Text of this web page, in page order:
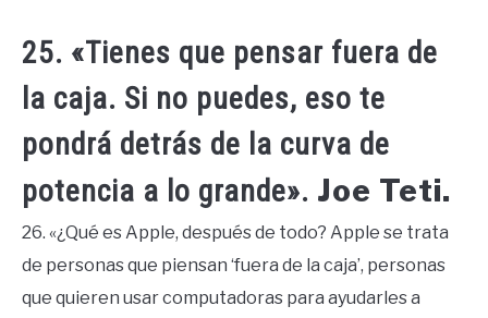
25. «Tienes que pensar fuera de
la caja. Si no puedes, eso te
pondrá detrás de la curva de
potencia a lo grande». Joe Teti.
26. «¿Qué es Apple, después de todo? Apple se trata
de personas que piensan ‘fuera de la caja’, personas
que quieren usar computadoras para ayudarles a